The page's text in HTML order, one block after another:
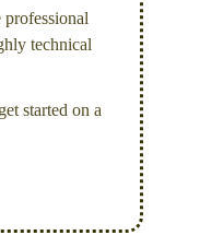
technical
started on a